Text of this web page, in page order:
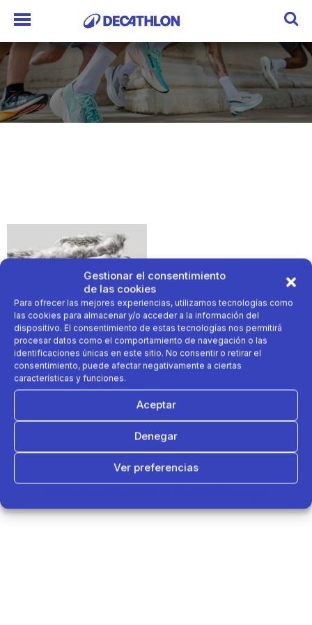
Gestionar el consentimiento
de las cookies
Para ofrecer las mejores experiencias, utilizamos tecnologías como
las cookies para almacenar y/o acceder a la información del
dispositivo. El consentimiento de estas tecnologías nos permitirá
procesar datos como el comportamiento de navegación o las
identificaciones únicas en este sitio. No consentir o retirar el
consentimiento, puede afectar negativamente a ciertas
características y funciones.
Aceptar
Denegar
Ver preferencias